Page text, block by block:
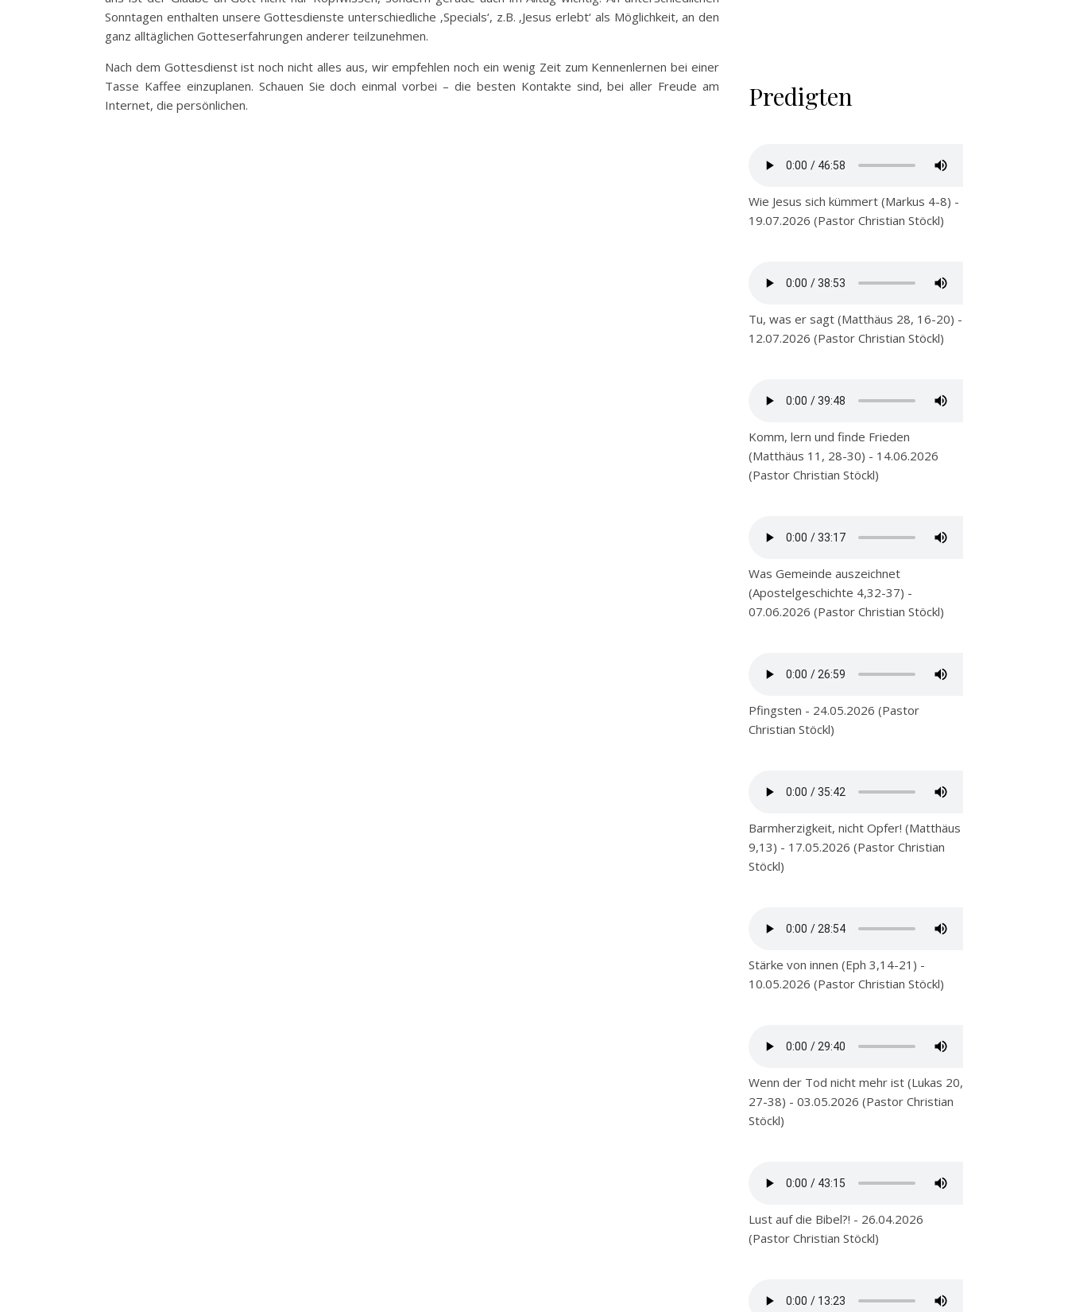
Sonntagen enthalten unsere Gottesdienste unterschiedliche ‚Specials‘, z.B. ‚Jesus erlebt‘ als Möglichkeit, an den
ganz alltäglichen Gotteserfahrungen anderer teilzunehmen.
Nach dem Gottesdienst ist noch nicht alles aus, wir empfehlen noch ein wenig Zeit zum Kennenlernen bei einer
Tasse Kaffee einzuplanen. Schauen Sie doch einmal vorbei – die besten Kontakte sind, bei aller Freude am
Internet, die persönlichen.
Predigten
Wie Jesus sich kümmert (Markus 4-8) -
19.07.2026 (Pastor Christian Stöckl)
Tu, was er sagt (Matthäus 28, 16-20) -
12.07.2026 (Pastor Christian Stöckl)
Komm, lern und finde Frieden
(Matthäus 11, 28-30) - 14.06.2026
(Pastor Christian Stöckl)
Was Gemeinde auszeichnet
(Apostelgeschichte 4,32-37) -
07.06.2026 (Pastor Christian Stöckl)
Pfingsten - 24.05.2026 (Pastor
Christian Stöckl)
Barmherzigkeit, nicht Opfer! (Matthäus
9,13) - 17.05.2026 (Pastor Christian
Stöckl)
Stärke von innen (Eph 3,14-21) -
10.05.2026 (Pastor Christian Stöckl)
Wenn der Tod nicht mehr ist (Lukas 20,
27-38) - 03.05.2026 (Pastor Christian
Stöckl)
Lust auf die Bibel?! - 26.04.2026
(Pastor Christian Stöckl)